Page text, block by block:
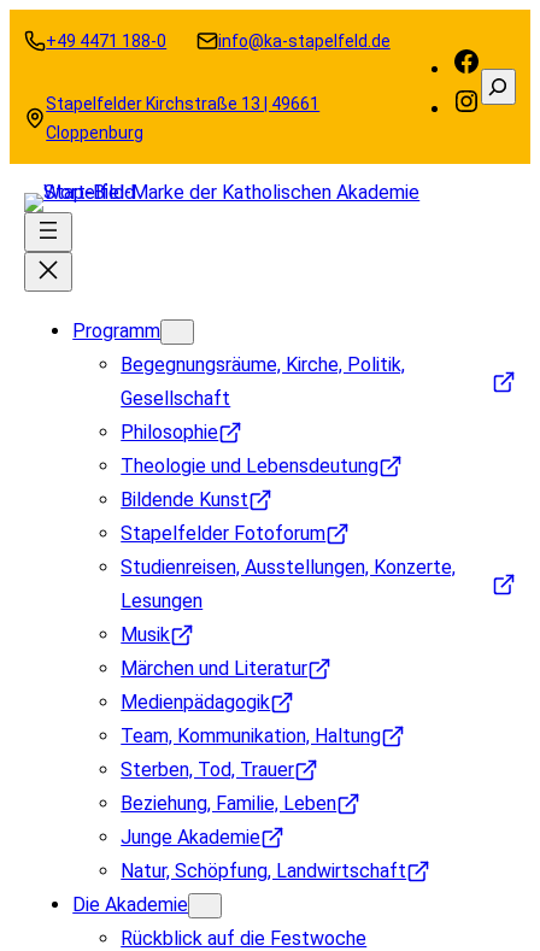
Zum
Inhalt
springen
+49 4471 188-0 info@ka-stapelfeld.de
Stapelfelder Kirchstraße 13 | 49661
Cloppenburg
Programm
Begegnungsräume, Kirche, Politik,
Gesellschaft
Philosophie
Theologie und Lebensdeutung
Bildende Kunst
Stapelfelder Fotoforum
Studienreisen, Ausstellungen, Konzerte,
Lesungen
Musik
Märchen und Literatur
Medienpädagogik
Team, Kommunikation, Haltung
Sterben, Tod, Trauer
Beziehung, Familie, Leben
Junge Akademie
Natur, Schöpfung, Landwirtschaft
Die Akademie
Rückblick auf die Festwoche